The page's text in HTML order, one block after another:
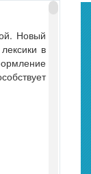
Новый
в